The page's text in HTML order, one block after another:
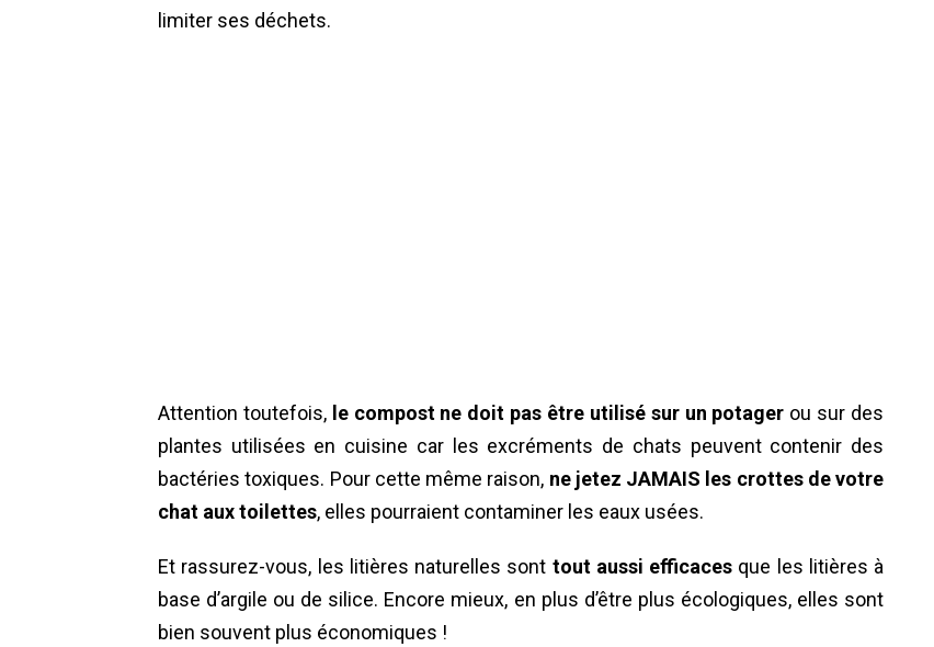
limiter ses déchets.
Attention toutefois, le compost ne doit pas être utilisé sur un potager ou sur des
plantes utilisées en cuisine car les excréments de chats peuvent contenir des
bactéries toxiques. Pour cette même raison, ne jetez JAMAIS les crottes de votre
chat aux toilettes, elles pourraient contaminer les eaux usées.
Et rassurez-vous, les litières naturelles sont tout aussi efficaces que les litières à
base d’argile ou de silice. Encore mieux, en plus d’être plus écologiques, elles sont
bien souvent plus économiques !